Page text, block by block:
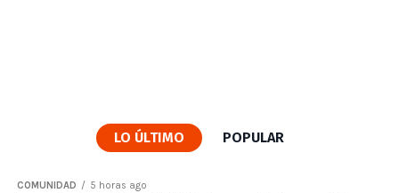
LO ÚLTIMO POPULAR
COMUNIDAD 5 horas ago